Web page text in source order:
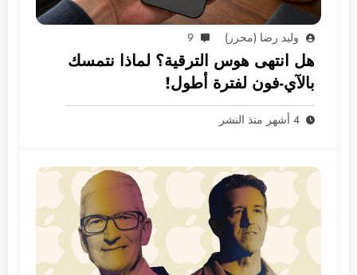
وليد رضا (محرر) 9
هل انتهى هوس الترقية؟ لماذا نتمسك
بالآي-فون لفترة أطول!
4 أشهر منذ النشر